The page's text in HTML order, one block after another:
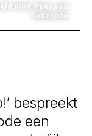
door Peer van
Tetterode
bespreekt
een